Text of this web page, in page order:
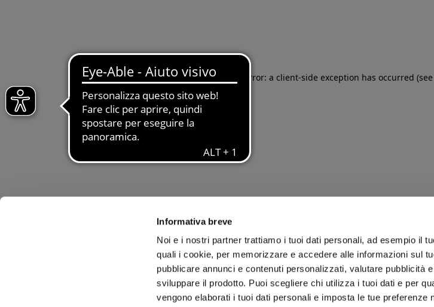
Informativa breve
Noi e i nostri partner trattiamo i tuoi dati personali, ad esempio il
quali i cookie, per memorizzare e accedere alle informazioni sul
pubblicare annunci e contenuti personalizzati, valutare pubblicità
sviluppare il prodotto. Puoi scegliere chi utilizza i tuoi dati e per
vengono elaborati i tuoi dati personali e imposta le tue preferenze
Application error: a client-side exception has occurred